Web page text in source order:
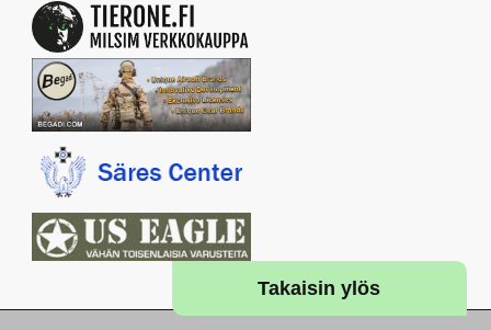
Takaisin ylös